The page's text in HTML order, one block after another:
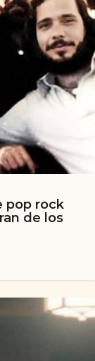
pop rock
de los